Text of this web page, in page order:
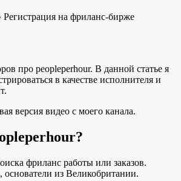
Регистрация на фриланс-бирже
про peopleperhour. В данной статье я
в качестве исполнителя и
версия видео с моего канала.
фриланс работы или заказов.
основатели из Великобритании.